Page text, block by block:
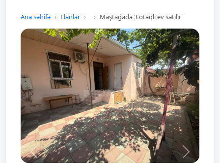
Ana səhifə Elanlar Maştağada 3 otaqlı ev satılır
Prev Next